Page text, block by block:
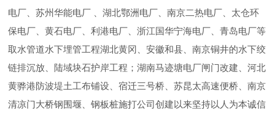
电厂、苏州华能电厂 、湖北鄂洲电厂、南京二热电厂、太仓环
保电厂、黄石电厂、利港电厂、浙江国华宁海电厂、青岛电厂等
取水管道水下埋管工程湖北黄冈、安徽和县、南京铜井的水下绞
链排沉放、陆域块石护岸工程；湖南马迹塘电厂闸门改建、河北
黄骅港防波堤土工布铺设、宿迁三号桥、苏昆太高速便桥、南京
清凉门大桥钢围堰、钢板桩施打公司创建以来坚持以人为本诚信